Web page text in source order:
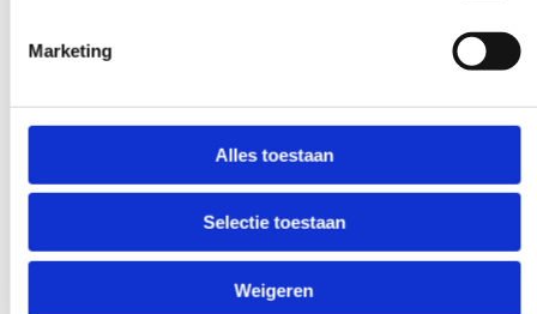
Marketing
Alles toestaan
Selectie toestaan
Weigeren
De klachtenfunctionaris is onafhankelijk; dat betekent dat zij
Geschil
Mocht uw klacht, na ondersteuning door de
opgelost, dan kunt u een geschil indienen. Uw klacht wordt in dat